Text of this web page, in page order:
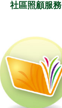
社區照顧服務